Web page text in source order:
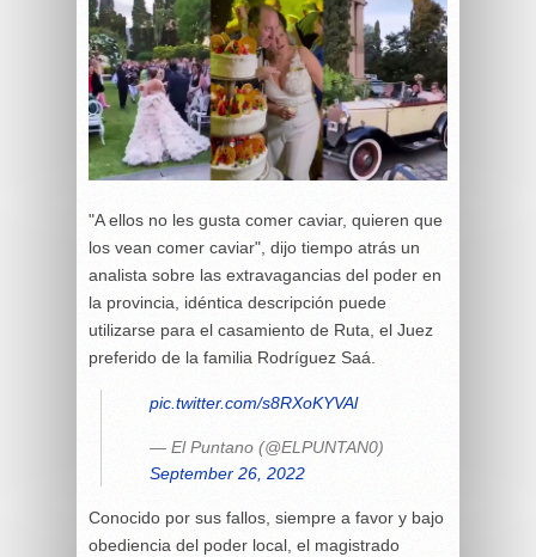
"A ellos no les gusta comer caviar, quieren que
los vean comer caviar", dijo tiempo atrás un
analista sobre las extravagancias del poder en
la provincia, idéntica descripción puede
utilizarse para el casamiento de Ruta, el Juez
preferido de la familia Rodríguez Saá.
pic.twitter.com/s8RXoKYVAl
— El Puntano (@ELPUNTAN0)
September 26, 2022
Conocido por sus fallos, siempre a favor y bajo
obediencia del poder local, el magistrado